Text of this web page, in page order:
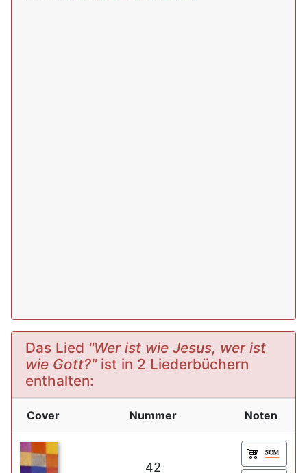
Das Lied "Wer ist wie Jesus, wer ist
wie Gott?"ist in 2 Liederbüchern
enthalten:
Cover Nummer Noten
42